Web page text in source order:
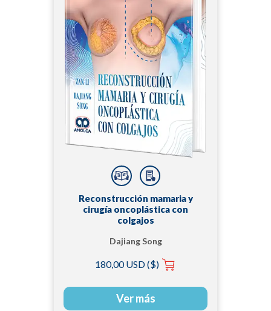
Reconstrucción mamaria y
cirugía oncoplástica con
colgajos
Dajiang Song
180,00 USD ($)
Ver más